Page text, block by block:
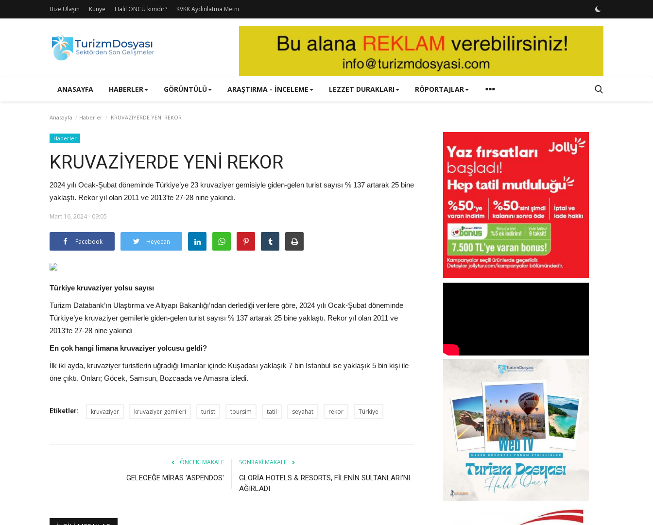
Bize Ulaşın Künye Halil ÖNCÜ kimdir? KVKK Aydınlatma Metni
ANASAYFA HABERLER GÖRÜNTÜLÜ ARAŞTIRMA - İNCELEME LEZZET DURAKLARI RÖPORTAJLAR
Anasayfa Haberler KRUVAZİYERDE YENİ REKOR
Haberler
KRUVAZİYERDE YENİ REKOR
2024 yılı Ocak-Şubat döneminde Türkiye’ye 23 kruvaziyer gemisiyle giden-gelen turist sayısı % 137 artarak 25 bine
yaklaştı. Rekor yıl olan 2011 ve 2013’te 27-28 nine yakındı.
Mart 16, 2024 - 09:05
Facebook Heyecan
Türkiye kruvaziyer yolsu sayısı
Turizm Databank’ın Ulaştırma ve Altyapı Bakanlığı’ndan derlediği verilere göre, 2024 yılı Ocak-Şubat döneminde
Türkiye’ye kruvaziyer gemilerle giden-gelen turist sayısı % 137 artarak 25 bine yaklaştı. Rekor yıl olan 2011 ve
2013’te 27-28 nine yakındı
En çok hangi limana kruvaziyer yolcusu geldi?
İlk iki ayda, kruvaziyer turistlerin uğradığı limanlar içinde Kuşadası yaklaşık 7 bin İstanbul ise yaklaşık 5 bin kişi ile
öne çıktı. Onları; Göcek, Samsun, Bozcaada ve Amasra izledi.
Etiketler: kruvaziyer kruvaziyer gemileri turist toursim tatil seyahat rekor Türkiye
ÖNCEKI MAKALE
GELECEĞE MİRAS 'ASPENDOS'
SONRAKI MAKALE
GLORİA HOTELS & RESORTS, FİLENİN SULTANLARI'NI
AĞIRLADI